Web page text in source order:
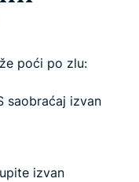
poći po zlu:
saobraćaj izvan